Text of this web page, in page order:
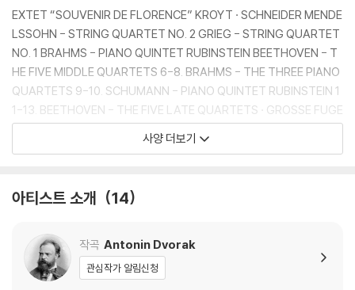
EXTET “SOUVENIR DE FLORENCE” KROYT · SCHNEIDER MENDE
LSSOHN - STRING QUARTET NO. 2 GRIEG - STRING QUARTET
NO. 1 BRAHMS - PIANO QUINTET RUBINSTEIN BEETHOVEN - T
HE FIVE MIDDLE QUARTETS 6-8. BRAHMS - THE THREE PIANO
QUARTETS 9-10. SCHUMANN - PIANO QUINTET RUBINSTEIN 1
1-13. BEETHOVEN - THE FIVE LATE QUARTETS · GROSSE FUGE
14-15. BEETHOVEN - THE SIX EARLY QUARTETS DVORAK - PIA
NO QUINTET NO. 2 RUBINSTEIN SCHUBERT - STRING QUARTE
ET NO. 11 · TERZETTO DEBUSSY · RAVEL - STRING QUARTETS
ART - SIX QUARTETS DEDICATED TO HAYDN, VOL. 2 FAURE -
PIANO QUARTET · STRING QUARTET RUBINSTEIN MOZART - S
IX QUARTETS DEDICATED TO HAYDN, VOL. 3 SCHUBERT - STR
사양 더보기
아티스트 소개 14
작곡 Antonin Dvorak
관심작가 알림신청